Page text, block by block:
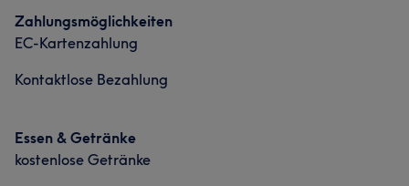
Zahlungsmöglichkeiten
EC-Kartenzahlung
Kontaktlose Bezahlung
Essen & Getränke
kostenlose Getränke